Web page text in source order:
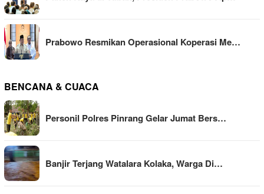
Prabowo Resmikan Operasional Koperasi Me…
BENCANA & CUACA
Personil Polres Pinrang Gelar Jumat Bers…
Banjir Terjang Watalara Kolaka, Warga Di…